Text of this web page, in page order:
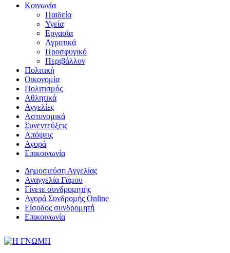
Κοινωνία
Παιδεία
Υγεία
Εργασία
Αγροτικά
Προσφυγικό
Περιβάλλον
Πολιτική
Οικονομία
Πολιτισμός
Αθλητικά
Αγγελίες
Αστυνομικά
Συνεντεύξεις
Απόψεις
Αγορά
Επικοινωνία
Δημοσιεύση Αγγελίας
Αναγγελία Γάμου
Γίνετε συνδρομητής
Αγορά Συνδρομής Online
Είσοδος συνδρομητή
Επικοινωνία